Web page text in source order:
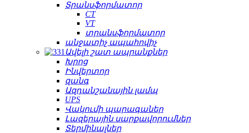
Տրանսֆորմատոր
CT
VT
տրանսֆորմատոր
անջատիչ ապահովիչ
Ավելի շատ ապրանքներ
Խրոց
Ինվերտոր
զանգ
Ազդանշանային լամպ
UPS
Վակումի պարագաներ
Լազերային սարքավորումներ
Տերմինալներ